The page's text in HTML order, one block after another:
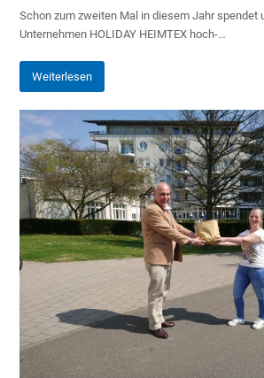
Schon zum zweiten Mal in diesem Jahr spendet
Unternehmen HOLIDAY HEIMTEX hoch-…
Weiterlesen